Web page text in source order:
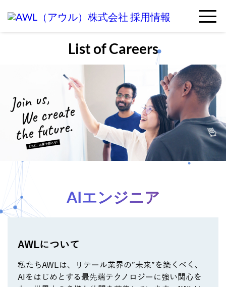
List of Careers
AIエンジニア
AWLについて
私たちAWLは、リテール業界の”未来”を築くべく、
AIをはじめとする最先端テクノロジーに強い関心を